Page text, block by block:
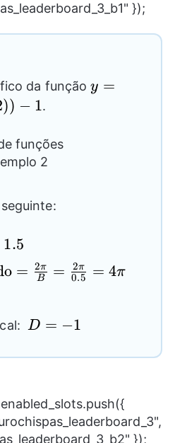
});
da funçãoy=1,5
y =
)) − 1.
1.5
= B
2π = 0.5
2π = 4π
D=-1
D = −1
});